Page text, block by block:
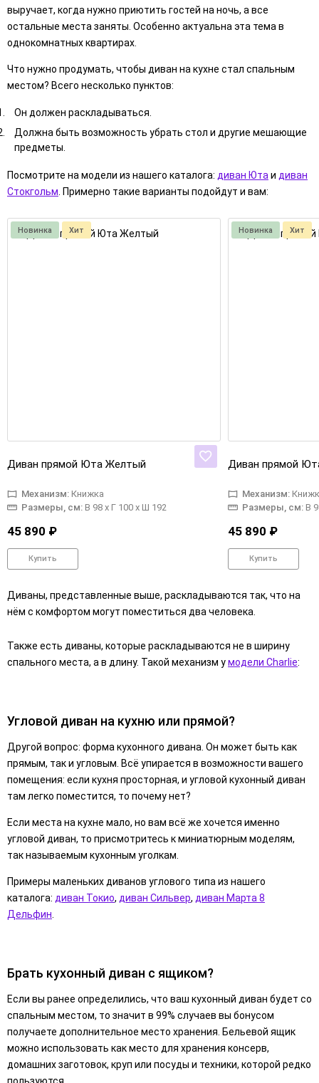
выручает, когда нужно приютить гостей на ночь, а все
остальные места заняты. Особенно актуальна эта тема в
однокомнатных квартирах.
Что нужно продумать, чтобы диван на кухне стал спальным
местом? Всего несколько пунктов:
Он должен раскладываться.
Должна быть возможность убрать стол и другие мешающие
предметы.
Посмотрите на модели из нашего каталога: диван Юта и диван
Стокгольм . Примерно такие варианты подойдут и вам:
Новинка Хит
Диван прямой Юта Желтый
Механизм: Книжка
Размеры, см: В 98 x Г 100 x Ш 192
45 890 ₽
Купить
Новинка Хит
Диван прямой
Механизм:
Размеры, см: В
45 890 ₽
Купить
Диваны, представленные выше, раскладываются так, что на
нём с комфортом могут поместиться два человека.
Также есть диваны, которые раскладываются не в ширину
спального места, а в длину. Такой механизм умодели Charlie:
Угловой диван на кухню или прямой?
Другой вопрос: форма кухонного дивана. Он может быть как
прямым, так и угловым. Всё упирается в возможности вашего
помещения: если кухня просторная, и угловой кухонный диван
там легко поместится, то почему нет?
Если места на кухне мало, но вам всё же хочется именно
угловой диван, то присмотритесь к миниатюрным моделям,
так называемым кухонным уголкам.
Примеры маленьких диванов углового типа из нашего
каталога: диван Токио, диван Сильвер, диван Марта 8
Дельфин
Брать кухонный диван с ящиком?
Если вы ранее определились, что ваш кухонный диван будет со
спальным местом, то значит в 99% случаев вы бонусом
получаете дополнительное место хранения. Бельевой ящик
можно использовать как место для хранения консерв,
домашних заготовок, круп или посуды и техники, которой редко
пользуются.